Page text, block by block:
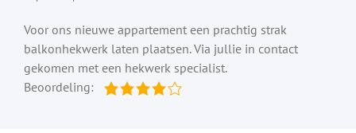
Voor ons nieuwe appartement een prachtig strak
balkonhekwerk laten plaatsen. Via jullie in contact
gekomen met een hekwerk specialist.
Beoordeling: